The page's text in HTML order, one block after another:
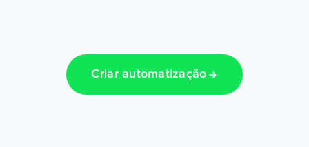
Criar automatização